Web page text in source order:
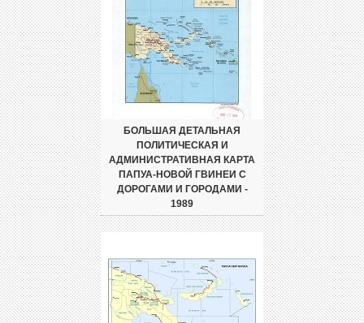
БОЛЬШАЯ ДЕТАЛЬНАЯ
ПОЛИТИЧЕСКАЯ И
АДМИНИСТРАТИВНАЯ КАРТА
ПАПУА-НОВОЙ ГВИНЕИ С
ДОРОГАМИ И ГОРОДАМИ -
1989